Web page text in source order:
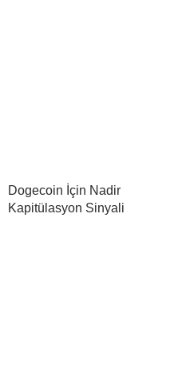
Dogecoin İçin Nadir
Kapitülasyon Sinyali